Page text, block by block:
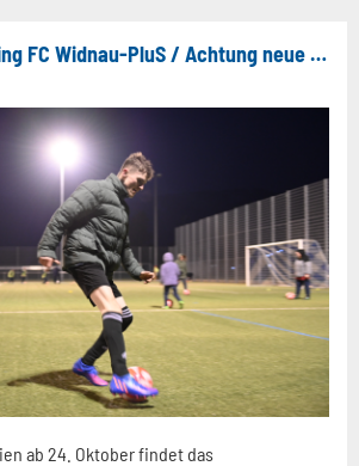
Start Hallentraining FC Widnau-PluS / Achtung neue Trainingszeiten!
ab 24. Oktober findet das